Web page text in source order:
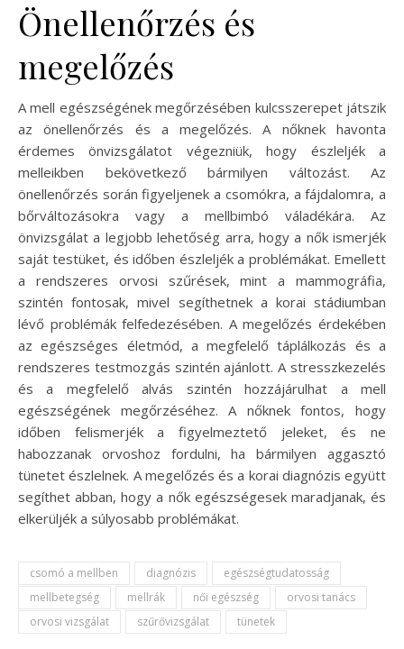
Önellenőrzés és
megelőzés
A mell egészségének megőrzésében kulcsszerepet játszik
az önellenőrzés és a megelőzés. A nőknek havonta
érdemes önvizsgálatot végezniük, hogy észleljék a
melleikben bekövetkező bármilyen változást. Az
önellenőrzés során figyeljenek a csomókra, a fájdalomra, a
bőrváltozásokra vagy a mellbimbó váladékára. Az
önvizsgálat a legjobb lehetőség arra, hogy a nők ismerjék
saját testüket, és időben észleljék a problémákat. Emellett
a rendszeres orvosi szűrések, mint a mammográfia,
szintén fontosak, mivel segíthetnek a korai stádiumban
lévő problémák felfedezésében. A megelőzés érdekében
az egészséges életmód, a megfelelő táplálkozás és a
rendszeres testmozgás szintén ajánlott. A stresszkezelés
és a megfelelő alvás szintén hozzájárulhat a mell
egészségének megőrzéséhez. A nőknek fontos, hogy
időben felismerjék a figyelmeztető jeleket, és ne
habozzanak orvoshoz fordulni, ha bármilyen aggasztó
tünetet észlelnek. A megelőzés és a korai diagnózis együtt
segíthet abban, hogy a nők egészségesek maradjanak, és
elkerüljék a súlyosabb problémákat.
csomó a mellben diagnózis
egészségtudatosság
mellbetegség
mellrák női egészség
orvosi tanács
orvosi vizsgálat
szűrővizsgálat tünetek